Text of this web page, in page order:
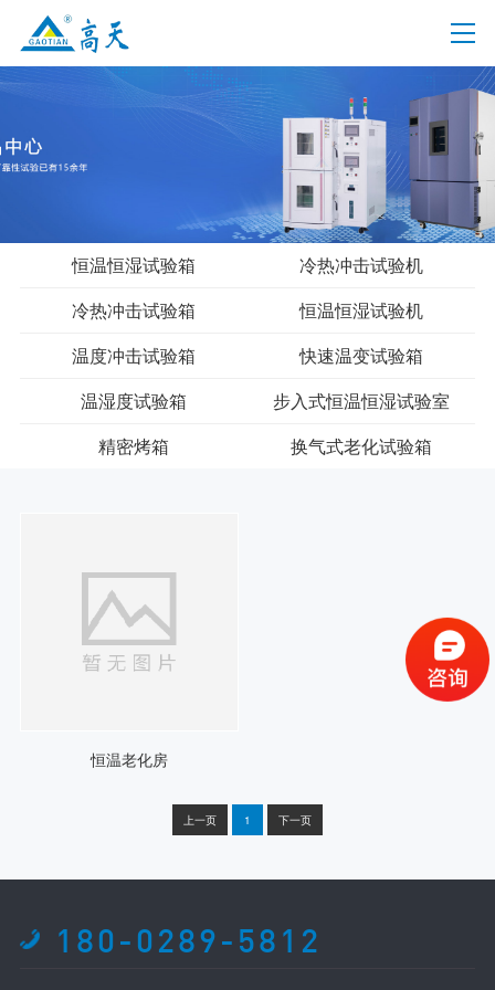
恒温恒湿试验箱
冷热冲击试验机
冷热冲击试验箱
恒温恒湿试验机
温度冲击试验箱
快速温变试验箱
温湿度试验箱
步入式恒温恒湿试验室
精密烤箱
换气式老化试验箱
恒温老化房
上一页 1 下一页
180-0289-5812